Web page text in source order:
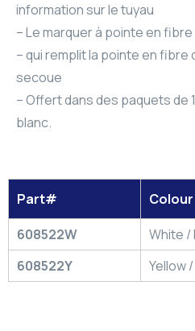
information sur le tuyau
– Le marquer à pointe en
– qui remplit la pointe en fibre
secoue
– Offert dans des paquets de
blanc.
Part#
608522W
White /
608522Y
Yellow